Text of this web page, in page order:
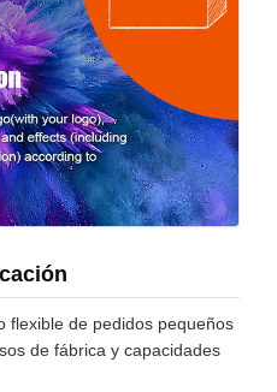
flexible de pedidos pequeños
de fábrica y capacidades